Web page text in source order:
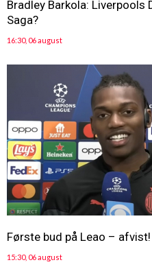
Bradley Barkola: Liverpools
Saga?
16:30, 06 august
Første bud på Leao – afvist!
15:30, 06 august